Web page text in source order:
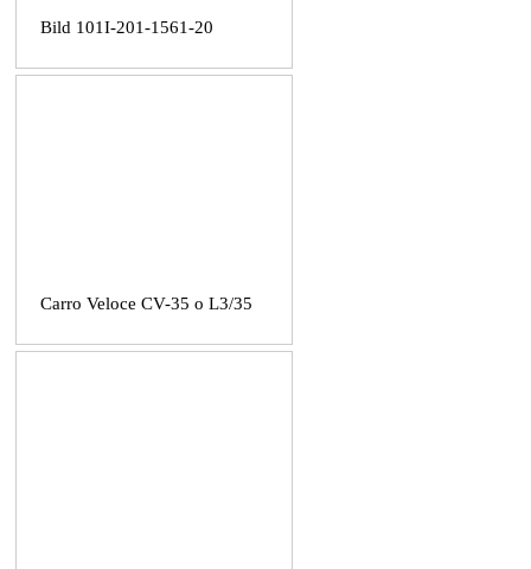
Bild 101I-201-1561-20
Carro Veloce CV-35 o L3/35